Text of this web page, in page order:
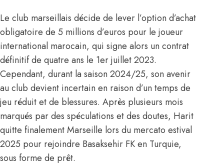
Le club marseillais décide de lever l’option d’achat
obligatoire de 5 millions d’euros pour le joueur
international marocain, qui signe alors un contrat
définitif de quatre ans le 1er juillet 2023.
Cependant, durant la saison 2024/25, son avenir
au club devient incertain en raison d’un temps de
jeu réduit et de blessures. Après plusieurs mois
marqués par des spéculations et des doutes, Harit
quitte finalement Marseille lors du mercato estival
2025 pour rejoindre Basaksehir FK en Turquie,
sous forme de prêt.